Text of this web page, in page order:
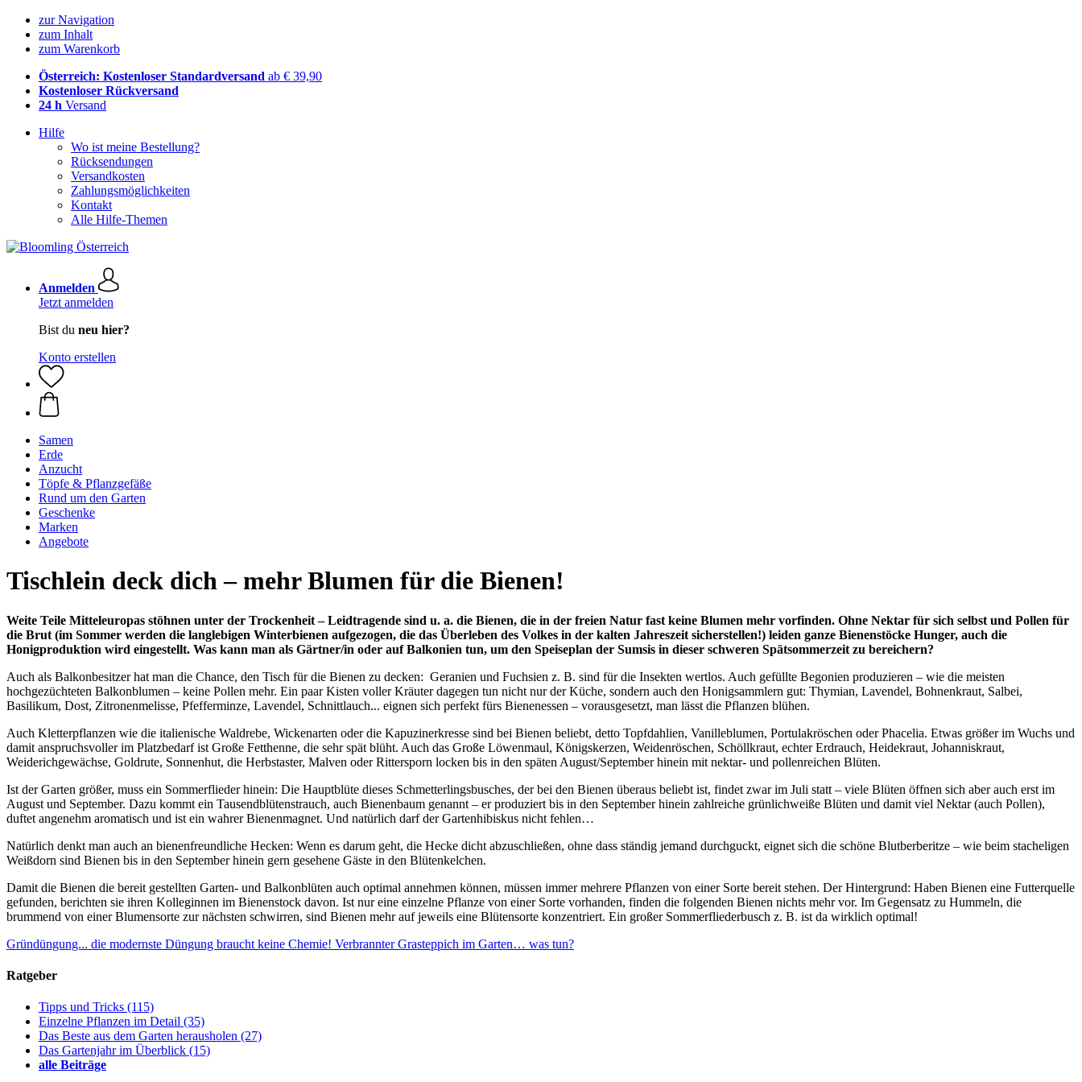
zur Navigation
zum Inhalt
zum Warenkorb
Österreich: Kostenloser Standardversand ab € 39,90
Kostenloser Rückversand
24 h Versand
Hilfe
Wo ist meine Bestellung?
Rücksendungen
Versandkosten
Zahlungsmöglichkeiten
Kontakt
Alle Hilfe-Themen
Anmelden
Jetzt anmelden
Bist du neu hier?
Konto erstellen
Samen
Erde
Anzucht
Töpfe & Pflanzgefäße
Rund um den Garten
Geschenke
Marken
Angebote
Tischlein deck dich – mehr Blumen für die Bienen!
Weite Teile Mitteleuropas stöhnen unter der Trockenheit – Leidtragende sind u. a. die Bienen, die in der freien Natur fast keine Blumen mehr vorfinden. Ohne Nektar für sich selbst und Pollen für
die Brut (im Sommer werden die langlebigen Winterbienen aufgezogen, die das Überleben des Volkes in der kalten Jahreszeit sicherstellen!) leiden ganze Bienenstöcke Hunger, auch die
Honigproduktion wird eingestellt. Was kann man als Gärtner/in oder auf Balkonien tun, um den Speiseplan der Sumsis in dieser schweren Spätsommerzeit zu bereichern?
Auch als Balkonbesitzer hat man die Chance, den Tisch für die Bienen zu decken: Geranien und Fuchsien z. B. sind für die Insekten wertlos. Auch gefüllte Begonien produzieren – wie die meisten
hochgezüchteten Balkonblumen – keine Pollen mehr. Ein paar Kisten voller Kräuter dagegen tun nicht nur der Küche, sondern auch den Honigsammlern gut: Thymian, Lavendel, Bohnenkraut, Salbei,
Basilikum, Dost, Zitronenmelisse, Pfefferminze, Lavendel, Schnittlauch... eignen sich perfekt fürs Bienenessen – vorausgesetzt, man lässt die Pflanzen blühen.
Auch Kletterpflanzen wie die italienische Waldrebe, Wickenarten oder die Kapuzinerkresse sind bei Bienen beliebt, detto Topfdahlien, Vanilleblumen, Portulakröschen oder Phacelia. Etwas größer im Wuchs und
damit anspruchsvoller im Platzbedarf ist Große Fetthenne, die sehr spät blüht. Auch das Große Löwenmaul, Königskerzen, Weidenröschen, Schöllkraut, echter Erdrauch, Heidekraut, Johanniskraut,
Weiderichgewächse, Goldrute, Sonnenhut, die Herbstaster, Malven oder Rittersporn locken bis in den späten August/September hinein mit nektar- und pollenreichen Blüten.
Ist der Garten größer, muss ein Sommerflieder hinein: Die Hauptblüte dieses Schmetterlingsbusches, der bei den Bienen überaus beliebt ist, findet zwar im Juli statt – viele Blüten öffnen sich aber auch erst im
August und September. Dazu kommt ein Tausendblütenstrauch, auch Bienenbaum genannt – er produziert bis in den September hinein zahlreiche grünlichweiße Blüten und damit viel Nektar (auch Pollen),
duftet angenehm aromatisch und ist ein wahrer Bienenmagnet. Und natürlich darf der Gartenhibiskus nicht fehlen…
Natürlich denkt man auch an bienenfreundliche Hecken: Wenn es darum geht, die Hecke dicht abzuschließen, ohne dass ständig jemand durchguckt, eignet sich die schöne Blutberberitze – wie beim stacheligen
Weißdorn sind Bienen bis in den September hinein gern gesehene Gäste in den Blütenkelchen.
Damit die Bienen die bereit gestellten Garten- und Balkonblüten auch optimal annehmen können, müssen immer mehrere Pflanzen von einer Sorte bereit stehen. Der Hintergrund: Haben Bienen eine Futterquelle
gefunden, berichten sie ihren Kolleginnen im Bienenstock davon. Ist nur eine einzelne Pflanze von einer Sorte vorhanden, finden die folgenden Bienen nichts mehr vor. Im Gegensatz zu Hummeln, die
brummend von einer Blumensorte zur nächsten schwirren, sind Bienen mehr auf jeweils eine Blütensorte konzentriert. Ein großer Sommerfliederbusch z. B. ist da wirklich optimal!
Gründüngung... die modernste Düngung braucht keine Chemie! Verbrannter Grasteppich im Garten… was tun?
Ratgeber
Tipps und Tricks (115)
Einzelne Pflanzen im Detail (35)
Das Beste aus dem Garten herausholen (27)
Das Gartenjahr im Überblick (15)
alle Beiträge